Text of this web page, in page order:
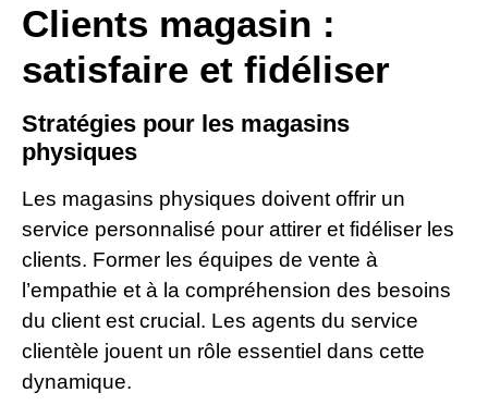
Clients magasin :
satisfaire et fidéliser
Stratégies pour les magasins
physiques
Les magasins physiques doivent offrir un
service personnalisé pour attirer et fidéliser les
clients. Former les équipes de vente à
l’empathie et à la compréhension des besoins
du client est crucial. Les agents du service
clientèle jouent un rôle essentiel dans cette
dynamique.